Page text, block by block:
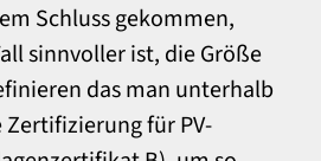
Schluss gekommen,
sinnvoller ist, die Größe
das man unterhalb
Zertifizierung für PV-